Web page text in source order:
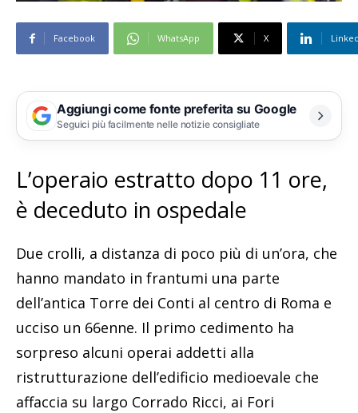
Facebook WhatsApp X
Aggiungi come fonte preferita su Google
Seguici più facilmente nelle notizie consigliate
L’operaio estratto dopo 11 ore,
è deceduto in ospedale
Due crolli, a distanza di poco più di un’ora, che
hanno mandato in frantumi una parte
dell’antica Torre dei Conti al centro di Roma e
ucciso un 66enne. Il primo cedimento ha
sorpreso alcuni operai addetti alla
ristrutturazione dell’edificio medioevale che
affaccia su largo Corrado Ricci, ai Fori